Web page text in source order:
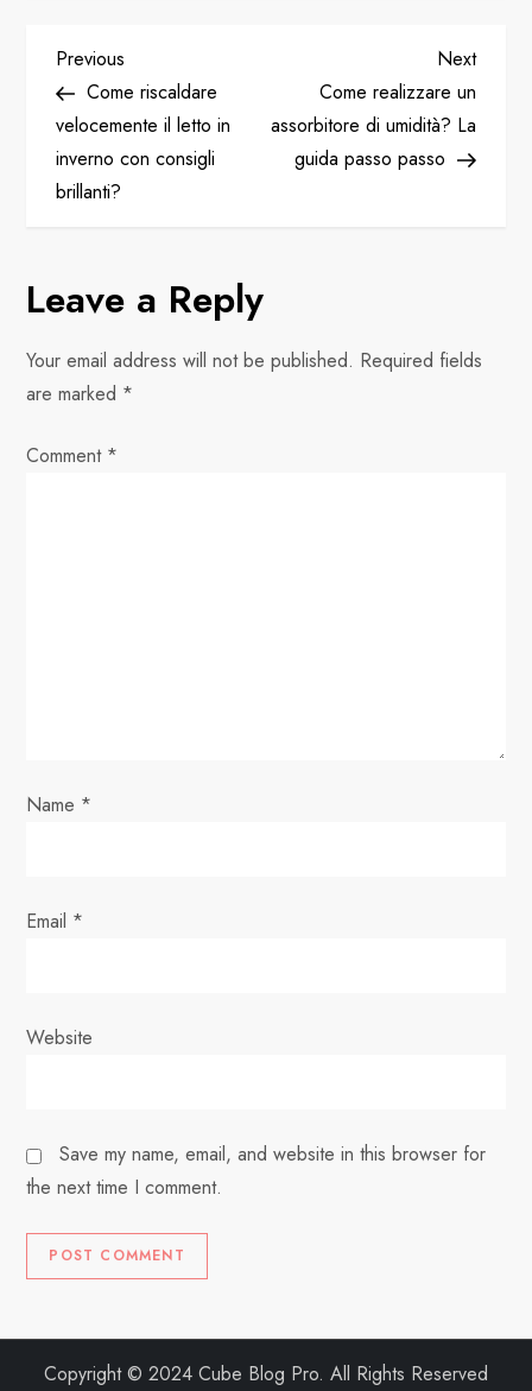
P
o
s
n
a
v
i
n
Previous
Post
Previous
Come riscaldare
velocemente il letto in
inverno con consigli
brillanti?
Next
Post
Next
Come realizzare un
assorbitore di umidità? La
guida passo passo
Leave a Reply
Your email address will not be published. Required fields
are marked *
Comment *
Name *
Email *
Website
Save my name, email, and website in this browser for
the next time I comment.
Copyright © 2024 Cube Blog Pro. All Rights Reserved